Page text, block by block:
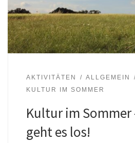
AKTIVITÄTEN
ALLGEMEIN
KULTUR IM SOMMER
Kultur im Sommer
geht es los!